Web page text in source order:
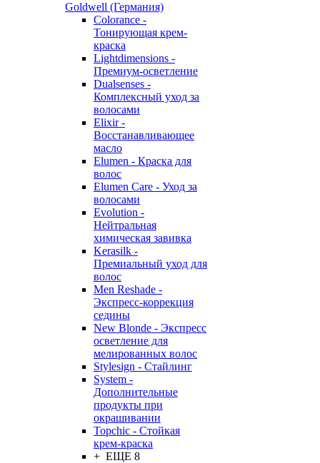
Goldwell (Германия)
Colorance -
Тонирующая крем-
краска
Lightdimensions -
Премиум-осветление
Dualsenses -
Комплексный уход за
волосами
Elixir -
Восстанавливающее
масло
Elumen - Краска для
волос
Elumen Care - Уход за
волосами
Evolution -
Нейтральная
химическая завивка
Kerasilk -
Премиальный уход для
волос
Men Reshade -
Экспресс-коррекция
седины
New Blonde - Экспресс
осветление для
мелированных волос
Stylesign - Стайлинг
System -
Дополнительные
продукты при
окрашивании
Topchic - Стойкая
крем-краска
+ ЕЩЕ 8